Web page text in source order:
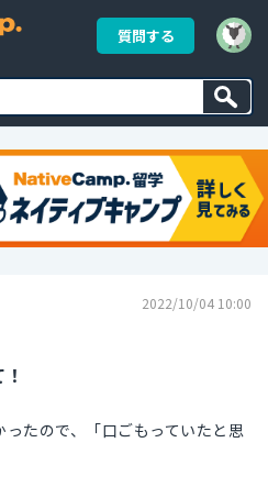
質問する
2022/10/04 10:00
たので、「口ごもっていたと思